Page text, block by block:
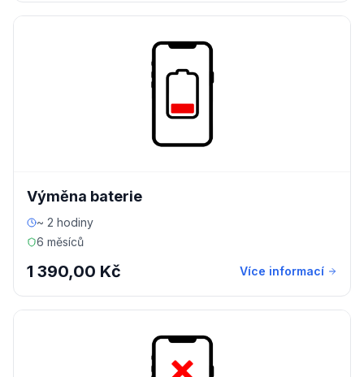
Výměna baterie
~ 2 hodiny
6 měsíců
1 390,00 Kč Více informací